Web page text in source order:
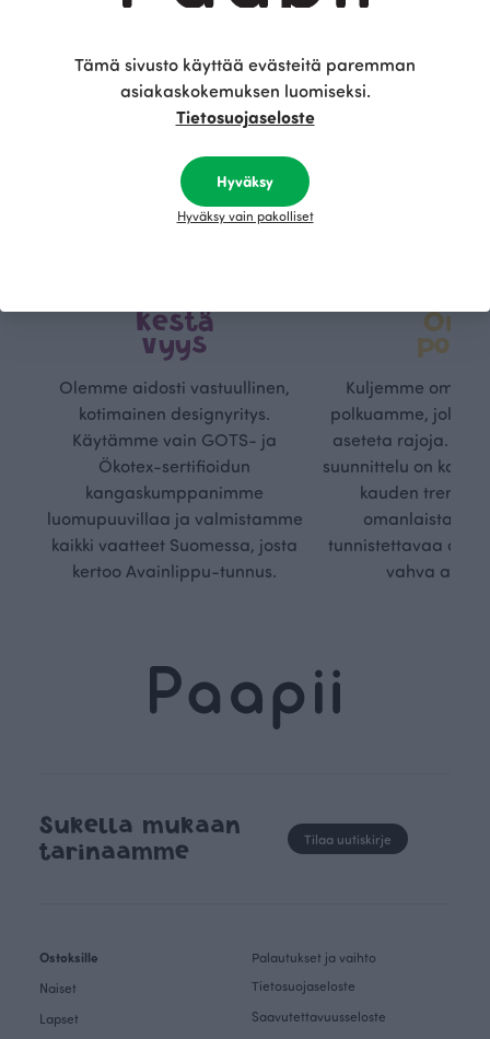
Kestä
vyys
Olemme aidosti vastuullinen,
kotimainen designyritys.
Käytämme vain GOTS- ja
Ökotex-sertifioidun
kangaskumppanimme
luomupuuvillaa ja valmistamme
kaikki vaatteet Suomessa, josta
kertoo Avainlippu-tunnus.
Oma
Kuljemme omaa,
polkuamme, jolla
aseteta rajoja.
suunnittelu on
kauden
omanlaista,
tunnistettavaa
vahva
Sukella mukaan
tarinaamme
Tilaa uutiskirje
Ostoksille
Naiset
Lapset
Palautukset ja vaihto
Tietosuojaseloste
Saavutettavuusseloste
Tämä sivusto käyttää evästeitä paremman
asiakaskokemuksen luomiseksi.
Tietosuojaseloste
Hyväksy
Hyväksy vain pakolliset